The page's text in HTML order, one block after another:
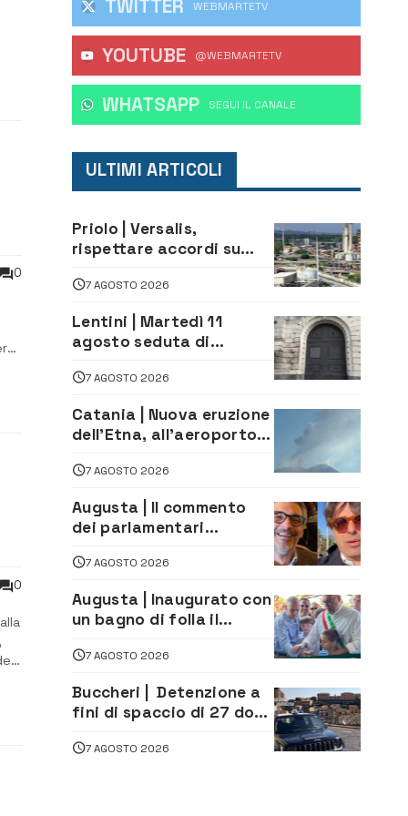
0
0
TWITTER WEBMARTETV
YOUTUBE @WEBMARTETV
WHATSAPP ‎SEGUI IL CANALE
ULTIMI ARTICOLI
Priolo | Versalis,
rispettare accordi su
lavoro. Il sindaco scrive
alla società
7 AGOSTO 2026
Lentini | Martedì 11
agosto seduta di
7 AGOSTO 2026
Catania | Nuova eruzione
dell’Etna, all’aeroporto
dirottati
7 AGOSTO 2026
Augusta | Il commento
dei parlamentari
firma del contatto per il
depuratore
7 AGOSTO 2026
Augusta | Inaugurato con
un bagno di folla il
Moro
7 AGOSTO 2026
Buccheri | Detenzione a
fini di spaccio di 27 dosi
20enni
7 AGOSTO 2026